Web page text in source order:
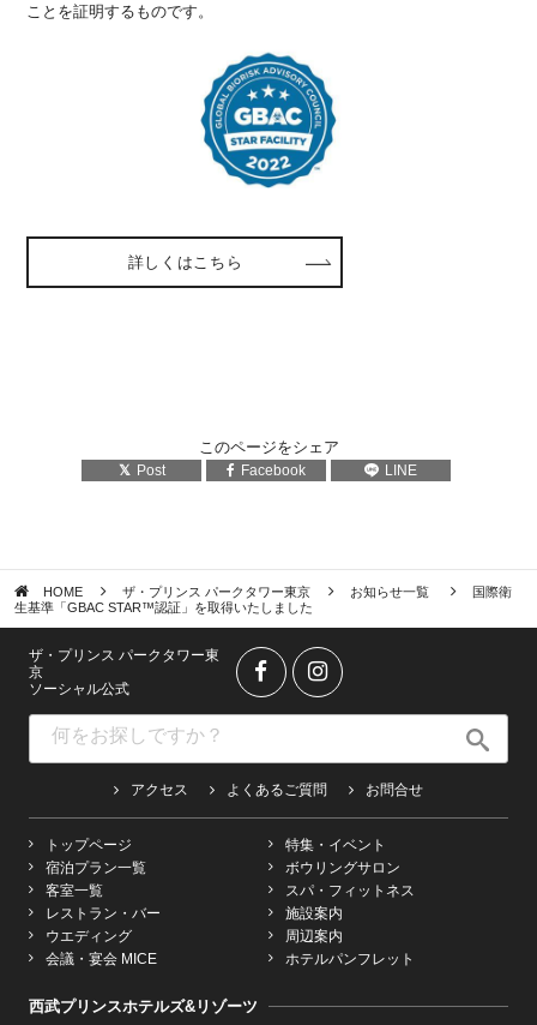
ことを証明するものです。
詳しくはこちら
このページをシェア
Post Facebook LINE
HOME ザ・プリンス パークタワー東京 お知らせ一覧
国際衛
生基準「GBAC STAR™認証」を取得いたしました
ザ・プリンス パークタワー東
京
ソーシャル公式
アクセス よくあるご質問 お問合せ
トップページ
宿泊プラン一覧
客室一覧
レストラン・バー
ウエディング
会議・宴会 MICE
特集・イベント
ボウリングサロン
スパ・フィットネス
施設案内
周辺案内
ホテルパンフレット
西武プリンスホテルズ&リゾーツ